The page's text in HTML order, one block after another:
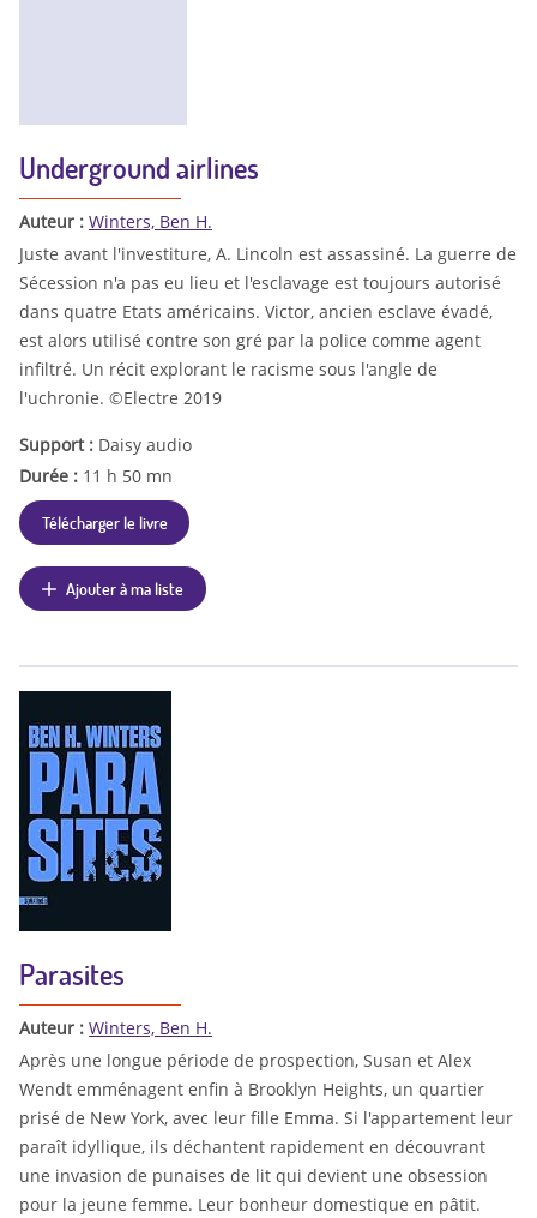
Underground airlines
Auteur : Winters, Ben H.
Juste avant l'investiture, A. Lincoln est assassiné. La guerre de
Sécession n'a pas eu lieu et l'esclavage est toujours autorisé
dans quatre Etats américains. Victor, ancien esclave évadé,
est alors utilisé contre son gré par la police comme agent
infiltré. Un récit explorant le racisme sous l'angle de
l'uchronie. ©Electre 2019
Support : Daisy audio
Durée : 11 h 50 mn
Télécharger le livre
Ajouter à ma liste
Parasites
Auteur : Winters, Ben H.
Après une longue période de prospection, Susan et Alex
Wendt emménagent enfin à Brooklyn Heights, un quartier
prisé de New York, avec leur fille Emma. Si l'appartement leur
paraît idyllique, ils déchantent rapidement en découvrant
une invasion de punaises de lit qui devient une obsession
pour la jeune femme. Leur bonheur domestique en pâtit.